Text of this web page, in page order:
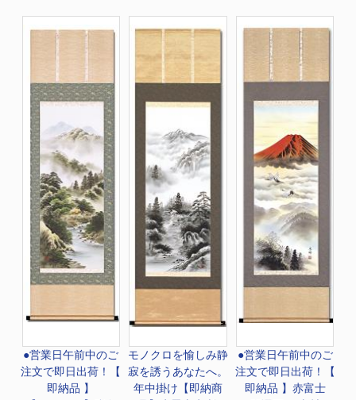
●営業日午前中のご
注文で即日出荷！
【
即納品 】
モノクロを愉しみ静
寂を誘うあなたへ。
年中掛け 【即納商
●営業日午前中のご
注文で即日出荷！
【
即納品 】赤富士